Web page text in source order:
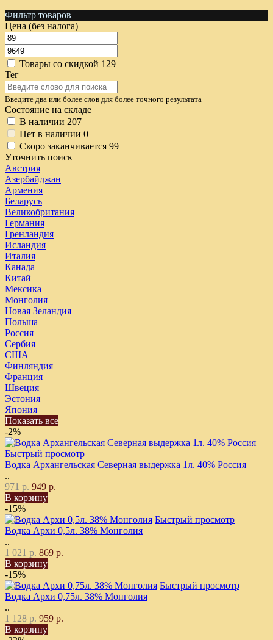
Фильтр товаров
Цена (без налога)
Товары со скидкой 129
Тег
Введите два или более слов для более точного результата
Состояние на складе
В наличии 207
Нет в наличии 0
Скоро заканчивается 99
Уточнить поиск
Австрия
Азербайджан
Армения
Беларусь
Великобритания
Германия
Гренландия
Исландия
Италия
Канада
Китай
Мексика
Монголия
Новая Зеландия
Польша
Россия
Сербия
США
Финляндия
Франция
Швеция
Эстония
Япония
Показать все
-2%
Быстрый просмотр
Водка Архангельская Северная выдержка 1л. 40% Россия
..
971 р. 949 р.
В корзину
-15%
Быстрый просмотр
Водка Архи 0,5л. 38% Монголия
..
1 021 р. 869 р.
В корзину
-15%
Быстрый просмотр
Водка Архи 0,75л. 38% Монголия
..
1 128 р. 959 р.
В корзину